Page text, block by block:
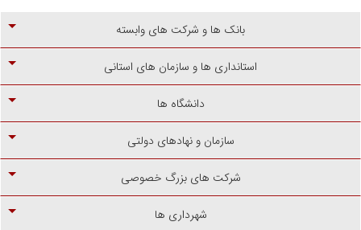
بانک ها و شرکت های وابسته
استانداری ها و سازمان های استانی
دانشگاه ها
سازمان و نهادهای دولتی
شرکت های بزرگ خصوصی
شهرداری ها